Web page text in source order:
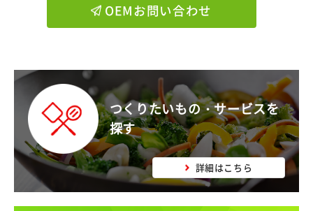
OEMお問い合わせ
つくりたいもの・サービスを
探す
詳細はこちら